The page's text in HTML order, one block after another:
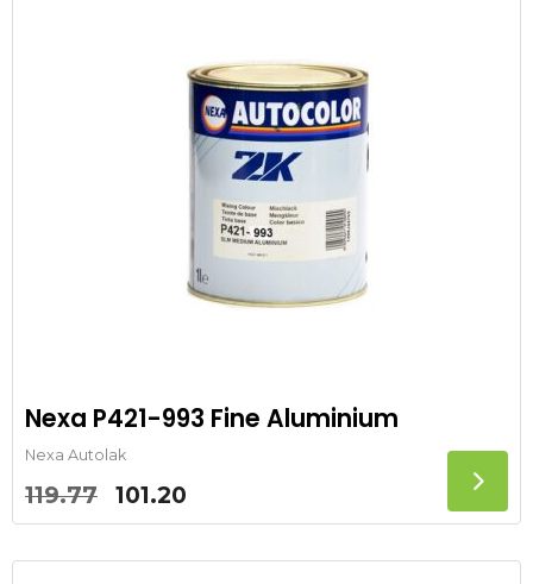
Nexa P421-993 Fine Aluminium
Nexa Autolak
119.77
Oorspronkelijke
prijs
was:
101.20
prijs
is: